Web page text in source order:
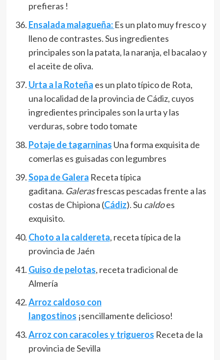
prefieras !
Ensalada malagueña: Es un plato muy fresco y
lleno de contrastes. Sus ingredientes
principales son la patata, la naranja, el bacalao y
el aceite de oliva.
Urta a la Roteña es un plato típico de Rota,
una localidad de la provincia de Cádiz, cuyos
ingredientes principales son la urta y las
verduras, sobre todo tomate
Potaje de tagarninas Una forma exquisita de
comerlas es guisadas con legumbres
Sopa de Galera Receta típica
gaditana. Galerasfrescas pescadas frente a las
costas de Chipiona (Cádiz). Su caldoes
exquisito.
Choto a la caldereta, receta típica de la
provincia de Jaén
Guiso de pelotas, receta tradicional de
Almería
Arroz caldoso con
langostinos ¡sencillamente delicioso!
Arroz con caracoles y trigueros Receta de la
provincia de Sevilla